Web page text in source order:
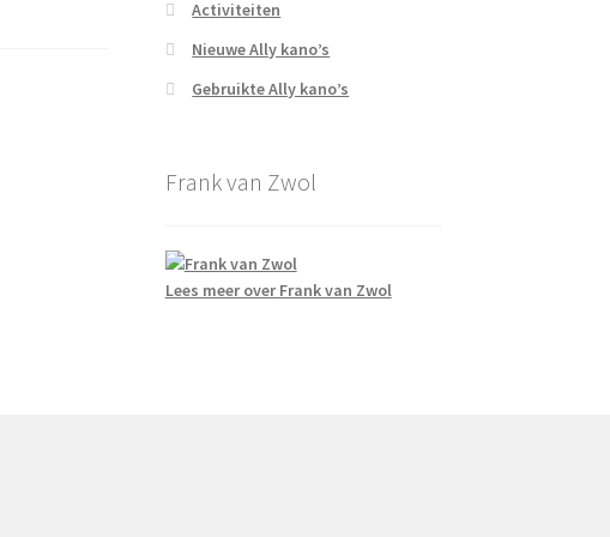
Activiteiten
Nieuwe Ally kano’s
Gebruikte Ally kano’s
Frank van Zwol
Lees meer over Frank van Zwol